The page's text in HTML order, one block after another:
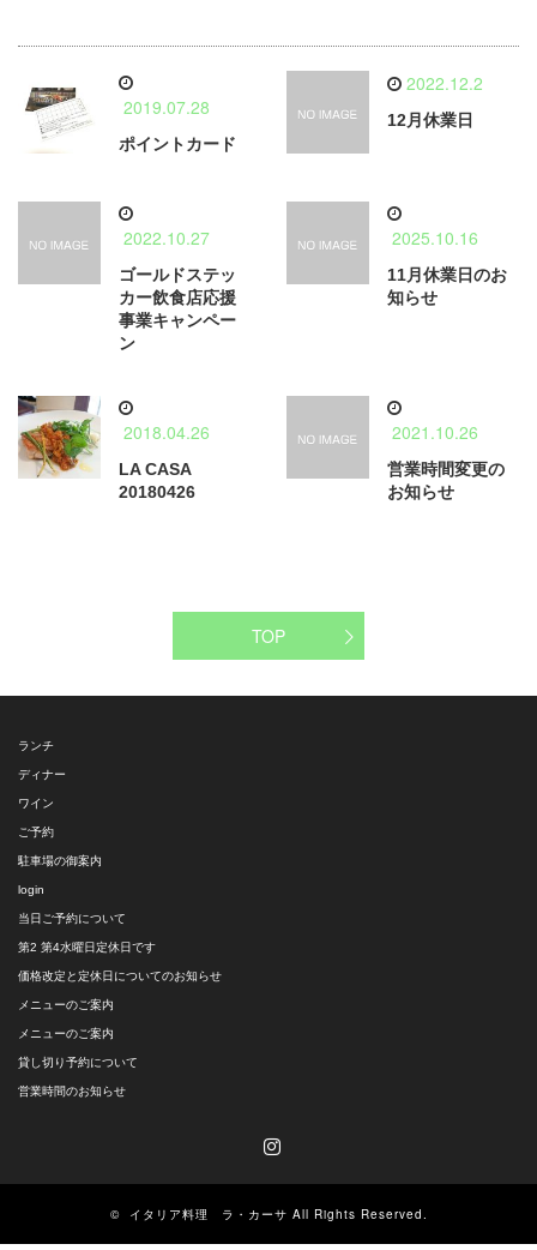
2019.07.28
ポイントカード
2022.12.2
12月休業日
2022.10.27
ゴールドステッ
カー飲食店応援
事業キャンペー
ン
2025.10.16
11月休業日のお
知らせ
2018.04.26
LA CASA
20180426
2021.10.26
営業時間変更の
お知らせ
TOP
ランチ
ディナー
ワイン
ご予約
駐車場の御案内
login
当日ご予約について
第2 第4水曜日定休日です
価格改定と定休日についてのお知らせ
メニューのご案内
メニューのご案内
貸し切り予約について
営業時間のお知らせ
© イタリア料理 ラ・カーサ All Rights Reserved.